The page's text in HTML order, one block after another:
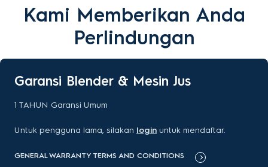
Kami Memberikan Anda
Perlindungan
Garansi Blender & Mesin Jus
1 TAHUN Garansi Umum
Untuk pengguna lama, silakan login untuk mendaftar.
GENERAL WARRANTY TERMS AND CONDITIONS